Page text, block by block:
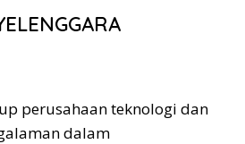
perusahaan teknologi dan
dalam